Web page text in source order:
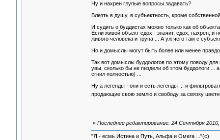
Ну и нахрен глупые вопросы задавать?
Влезть в душу, в субъектность, кроме
И судить о буддистах можно только как об
Если живой объект сдох - значит, сдох, нахрен, и
живого человека и трупа ... А уж чего там с
Но и домыслы могут быть более или менее
Так вот домыслы буддологов по этому поводу
увы, сколько бы не пиздели об этом буддологи ...
сгнил полностью) ...
Ну а легенды - они и есть легенды ... и
продающие свою землю и свободу за связку
« Последнее редактирование: 24 Сентября
"Я - есмь Истина и Путь, Альфа и Омега ..."(с)